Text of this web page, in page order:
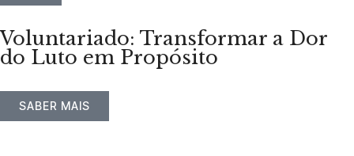
Voluntariado: Transformar a Dor
do Luto em Propósito
SABER MAIS